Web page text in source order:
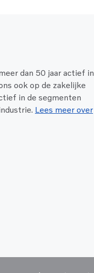
dan 50 jaar actief
ook op de zakelijke
in de segmenten
Lees meer over